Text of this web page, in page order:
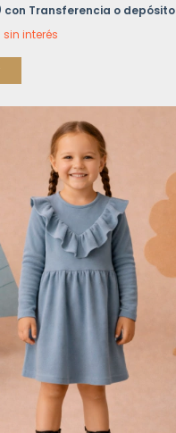
con Transferencia o depósito
sin interés